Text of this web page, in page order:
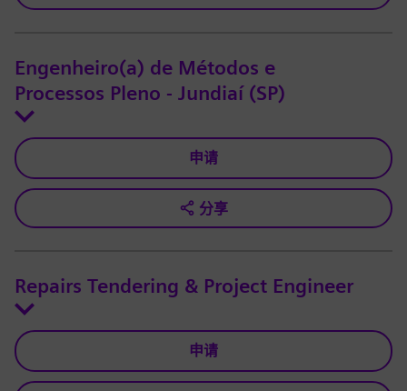
Engenheiro(a) de Métodos e
Processos Pleno - Jundiaí (SP)
申请
分享
Repairs Tendering & Project Engineer
申请